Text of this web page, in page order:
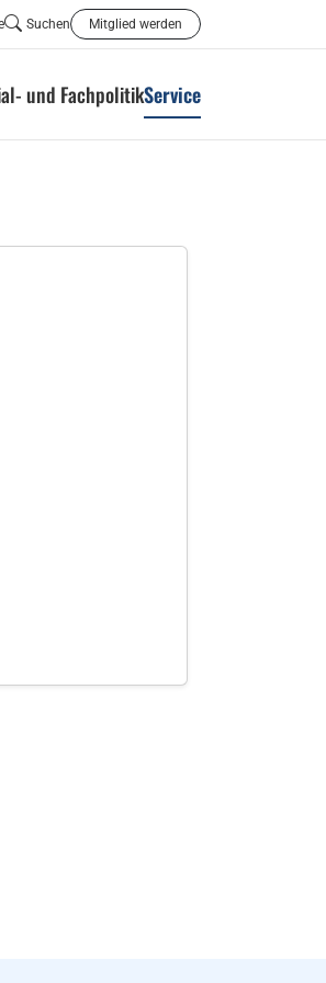
Suchen Mitglied werden
und FachpolitikService